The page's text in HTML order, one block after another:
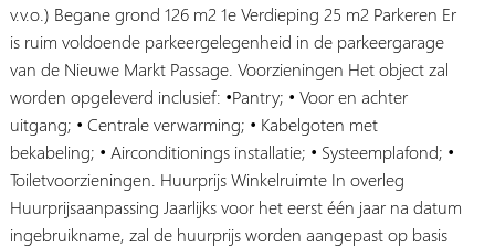
v.v.o.) Begane grond 126 m2 1e Verdieping 25 m2 Parkeren Er
is ruim voldoende parkeergelegenheid in de parkeergarage
van de Nieuwe Markt Passage. Voorzieningen Het object zal
worden opgeleverd inclusief: •Pantry; • Voor en achter
uitgang; • Centrale verwarming; • Kabelgoten met
bekabeling; • Airconditionings installatie; • Systeemplafond; •
Toiletvoorzieningen. Huurprijs Winkelruimte In overleg
Huurprijsaanpassing Jaarlijks voor het eerst één jaar na datum
ingebruikname, zal de huurprijs worden aangepast op basis